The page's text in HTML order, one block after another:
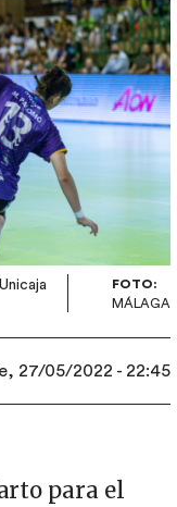
FOTO:
MÁLAGA
27/05/2022 - 22:45
para el